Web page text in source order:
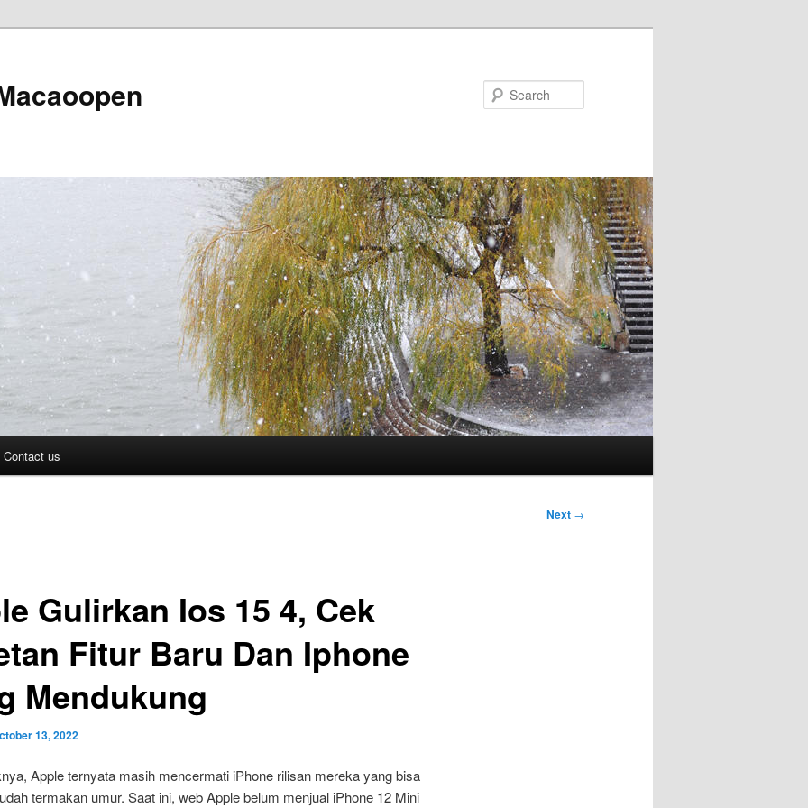
Contact us
Next →
Gulirkan Ios 15 4, Cek
Fitur Baru Dan Iphone
Mendukung
13, 2022
Apple ternyata masih mencermati iPhone rilisan mereka yang bisa
termakan umur. Saat ini, web Apple belum menjual iPhone 12 Mini